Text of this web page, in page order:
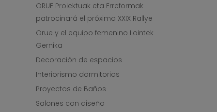
ORUE Proiektuak eta Erreformak
patrocinará el próximo XXIX Rallye
Orue y el equipo femenino Lointek
Gernika
Decoración de espacios
Interiorismo dormitorios
Proyectos de Baños
Salones con diseño